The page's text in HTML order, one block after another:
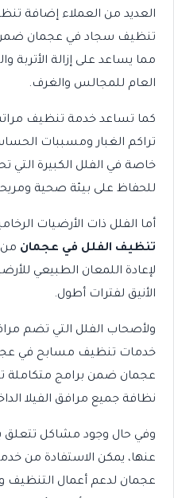
العديد من العملاء إضافة
تنظيف سجاد في عجمان ضمن
مما يساعد على إزالة الأتربة
العام للمجالس والغرف.
كما تساعد خدمة تنظيف
تراكم الغبار ومسببات
خاصة في الفلل الكبيرة التي
للحفاظ على بيئة صحية
أما الفلل ذات الأرضيات
تنظيف الفلل في عجمان من
لإعادة اللمعان الطبيعي
الأنيق لفترات أطول.
ولأصحاب الفلل التي تضم
خدمات تنظيف مسابح في
عجمان ضمن برامج متكاملة
نظافة جميع مرافق الفيلا
وفي حال وجود مشاكل تتعلق
عنها، يمكن الاستفادة من
عجمان لدعم أعمال التنظيف